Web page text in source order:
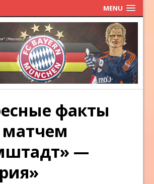
MENU
факты
матчем
—